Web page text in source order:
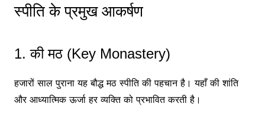
स्पीति के प्रमुख आकर्षण
1. की मठ (Key Monastery)
हजारों साल पुराना यह बौद्ध मठ स्पीति की पहचान है। यहाँ की शांति
और आध्यात्मिक ऊर्जा हर व्यक्ति को प्रभावित करती है।